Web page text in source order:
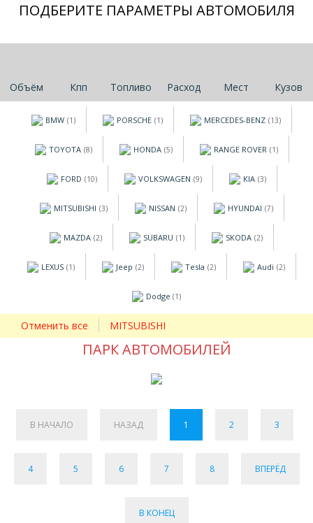
ПОДБЕРИТЕ ПАРАМЕТРЫ АВТОМОБИЛЯ
Объём Кпп Топливо Расход Мест Кузов
BMW (1) PORSCHE (1) MERCEDES-BENZ (13)
TOYOTA (8) HONDA (5) RANGE ROVER (1)
FORD (10) VOLKSWAGEN (9) KIA (3)
MITSUBISHI (3) NISSAN (2) HYUNDAI (7)
MAZDA (2) SUBARU (1) SKODA (2)
LEXUS (1) Jeep (2) Tesla (2) Audi (2)
Dodge (1)
Отменить все MITSUBISHI
ПАРК АВТОМОБИЛЕЙ
В НАЧАЛО НАЗАД 1 2 3
4 5 6 7 8 ВПЕРЁД
В КОНЕЦ